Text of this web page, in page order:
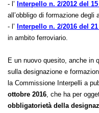
- l’ Interpello n. 2/2012 del
all’obbligo di formazione degli
- l’ Interpello n. 2/2016 del
in ambito ferroviario.
E un nuovo quesito, anche in
sulla designazione e
la Commissione Interpelli a
ottobre 2016, che ha per
obbligatorietà della